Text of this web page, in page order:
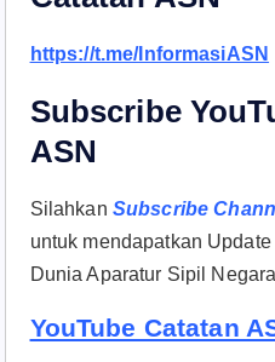
https://t.me/InformasiASN
Subscribe
ASN
Silahkan Subscribe
untuk mendapatkan
Dunia Aparatur Sipil Negara
YouTube Catatan